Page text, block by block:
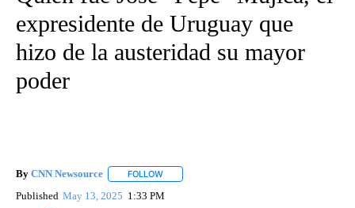
expresidente de Uruguay que
hizo de la austeridad su mayor
poder
By CNN Newsource FOLLOW
Published May 13, 2025 1:33 PM